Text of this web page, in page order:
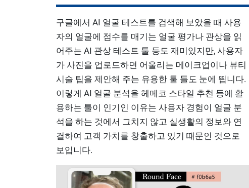
구글에서 AI 얼굴 테스트를 검색해 보았을 때 사용
자의 얼굴에 점수를 매기는 얼굴 평가나 관상을 읽
어주는 AI 관상 테스트 툴 등도 재미있지만, 사용자
가 사진을 업로드하면 어울리는 메이크업이나 뷰티
시술 팁을 제안해 주는 유용한 툴 들도 눈에 띕니다.
이렇게 AI 얼굴 분석을 헤메코 스타일 추천 등에 활
용하는 툴이 인기인 이유는 사용자 경험이 얼굴 분
석을 하는 것에서 그치지 않고 실생활의 정보와 연
결하여 고객 가치를 창출하고 있기 때문인 것으로
보입니다.